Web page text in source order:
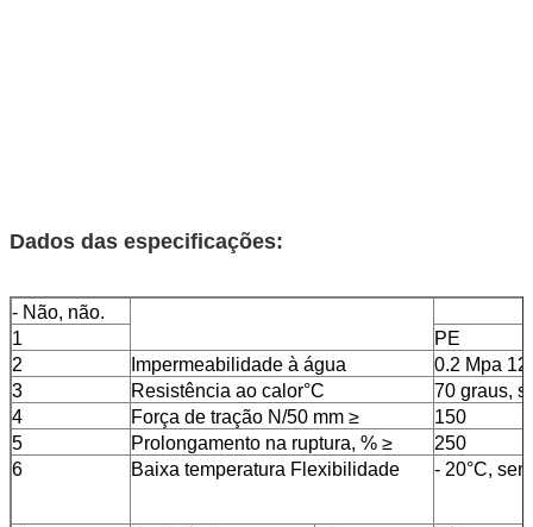
Dados das especificações:
- Não, não.
1
PE
2
Impermeabilidade à água
0.2 Mpa
3
Resistência ao calor°C
70 graus,
4
Força de tração N/50 mm ≥
150
5
Prolongamento na ruptura, % ≥
250
6
Baixa temperatura Flexibilidade - 20°C,